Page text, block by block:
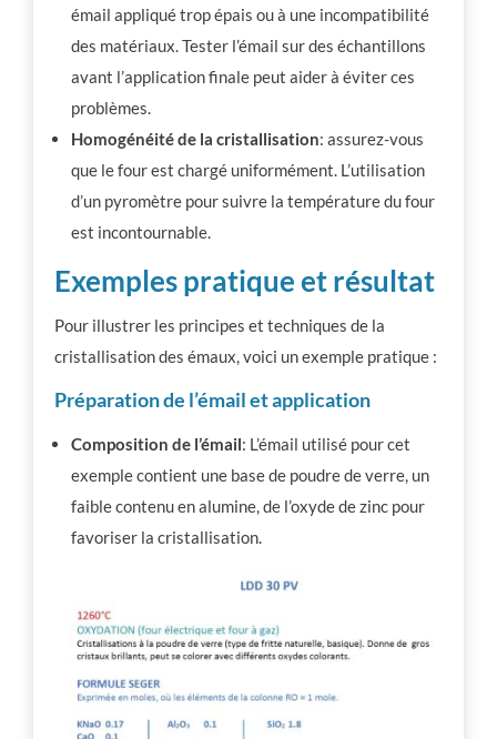
émail appliqué trop épais ou à une incompatibilité
des matériaux. Tester l’émail sur des échantillons
avant l’application finale peut aider à éviter ces
problèmes.
Homogénéité de la cristallisation: assurez-vous
que le four est chargé uniformément. L’utilisation
d’un pyromètre pour suivre la température du four
est incontournable.
Exemples pratique et résultat
Pour illustrer les principes et techniques de la
cristallisation des émaux, voici un exemple pratique :
Préparation de l’émail et application
Composition de l’émail: L’émail utilisé pour cet
exemple contient une base de poudre de verre, un
faible contenu en alumine, de l’oxyde de zinc pour
favoriser la cristallisation.